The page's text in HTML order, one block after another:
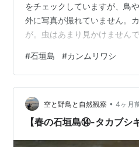
をチェックしていますが、鳥
外に写真が撮れていません。
が。虫はあまり見かけません
る場所が見つかってラッキー
時間探鳥ガイドをお願いした
ズク、エリグロアジサシなど
ました。 カンムリワシもこん
#石垣島 #カンムリワシ
空と野鳥と自然観察 • 4ヶ月
【春の石垣島⑭-タカブシ